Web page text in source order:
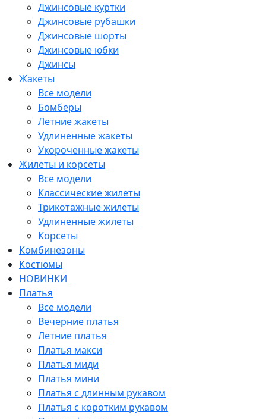
Джинсовые куртки
Джинсовые рубашки
Джинсовые шорты
Джинсовые юбки
Джинсы
Жакеты
Все модели
Бомберы
Летние жакеты
Удлиненные жакеты
Укороченные жакеты
Жилеты и корсеты
Все модели
Классические жилеты
Трикотажные жилеты
Удлиненные жилеты
Корсеты
Комбинезоны
Костюмы
НОВИНКИ
Платья
Все модели
Вечерние платья
Летние платья
Платья макси
Платья миди
Платья мини
Платья с длинным рукавом
Платья с коротким рукавом